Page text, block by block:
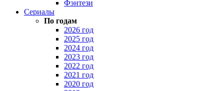
Фэнтези
Сериалы
По годам
2026 год
2025 год
2024 год
2023 год
2022 год
2021 год
2020 год